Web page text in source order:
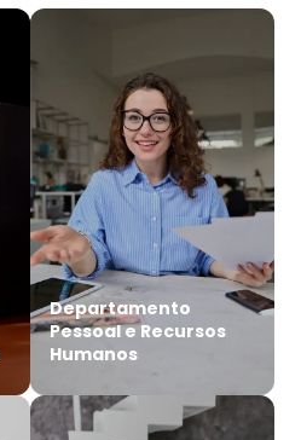
Departamento
Pessoal e Recursos
Humanos